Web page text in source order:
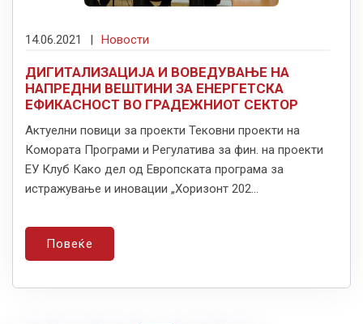
14.06.2021 | Новости
ДИГИТАЛИЗАЦИЈА И ВОВЕДУВАЊЕ НА
НАПРЕДНИ ВЕШТИНИ ЗА ЕНЕРГЕТСКА
ЕФИКАСНОСТ ВО ГРАДЕЖНИОТ СЕКТОР
Актуелни повици за проекти Тековни проекти на
Комората Програми и Регулатива за фин. на проекти
ЕУ Клуб Како дел од Европската програма за
истражување и иновации „Хоризонт 202...
Повеќе